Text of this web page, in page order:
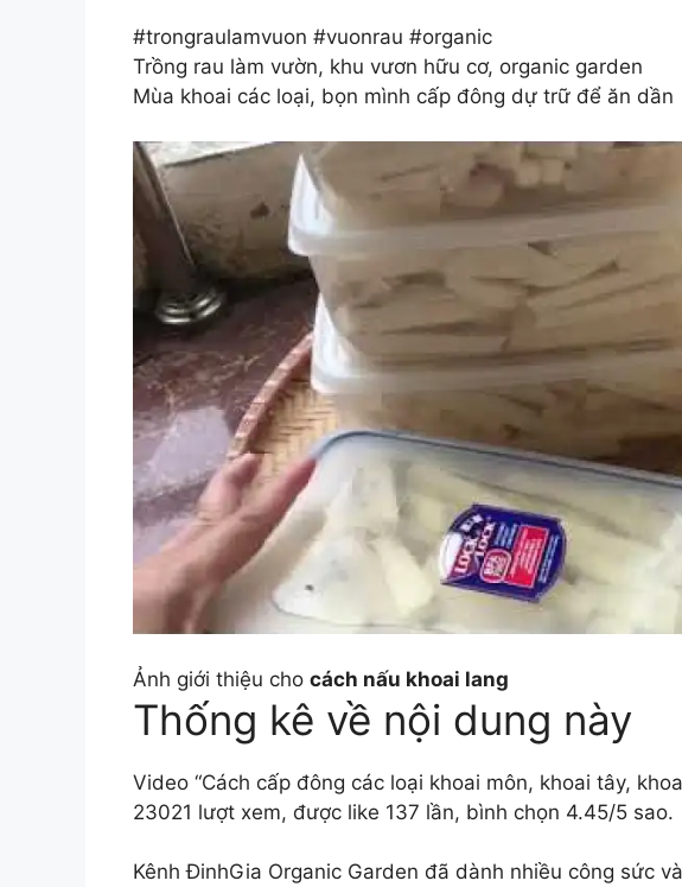
#trongraulamvuon #vuonrau #organic
Trồng rau làm vườn, khu vươn hữu cơ, organic garden
Mùa khoai các loại, bọn mình cấp đông dự trữ để ăn dần
Ảnh giới thiệu cho cách nấu khoai lang
Thống kê về nội dung này
Video “Cách cấp đông các loại khoai môn, khoai tây,
23021 lượt xem, được like 137 lần, bình chọn 4.45/5 sao.
Kênh ĐinhGia Organic Garden đã dành nhiều công sức